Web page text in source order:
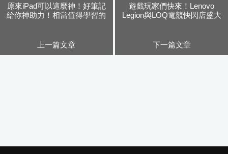
原來iPad可以這麼神！好筆記
給你神助力！相當值得學習的
上一篇文章
遊戲玩家們快來！Lenovo
Legion與LOQ電競快閃店盛大
下一篇文章